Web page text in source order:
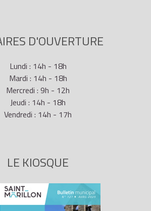
D'OUVERTURE
Lundi : 14h - 18h
Mardi : 14h - 18h
Mercredi : 9h - 12h
Jeudi : 14h - 18h
Vendredi : 14h - 17h
LE KIOSQUE